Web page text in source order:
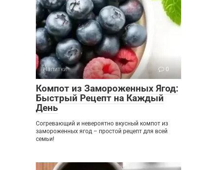
Напитки 0
Компот из Замороженных Ягод:
Быстрый Рецепт на Каждый
День
Согревающий и невероятно вкусный компот из
замороженных ягод – простой рецепт для всей
семьи!